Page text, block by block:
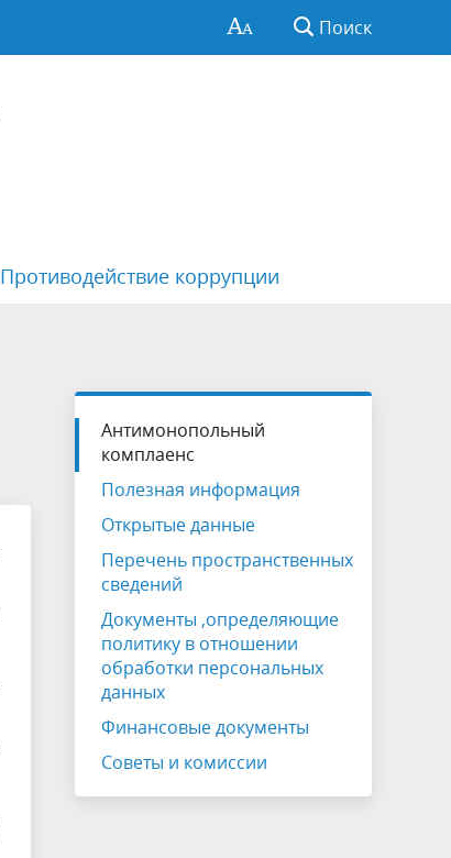
Поиск
сведений
Противодействие коррупции
Антимонопольный
комплаенс
Полезная информация
Открытые данные
Перечень пространственных
сведений
Документы ,определяющие
политику в отношении
обработки персональных
данных
Финансовые документы
Советы и комиссии